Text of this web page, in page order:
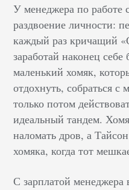
У менеджера по работе
раздвоение личности:
каждый раз кричащий
заработай наконец
маленький хомяк,
отдохнуть, собраться с
только потом
идеальный тандем.
наломать дров, а
хомяка, когда тот
С зарплатой менеджера